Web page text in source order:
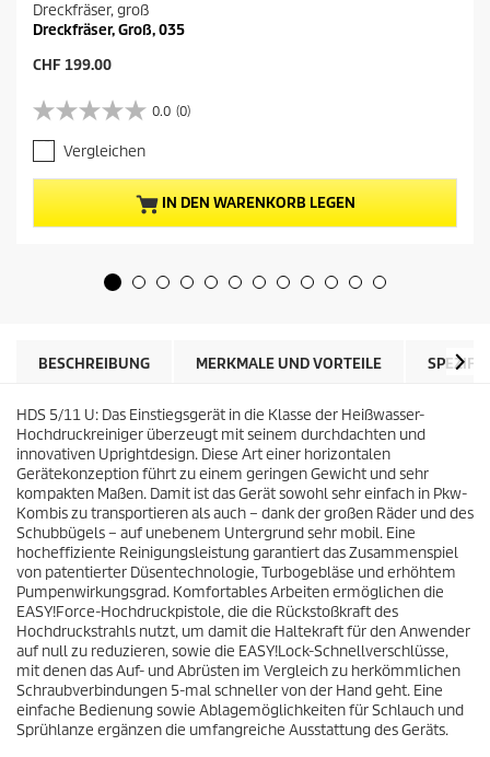
Dreckfräser, groß
Dreckfräser, Groß, 035
A
t
u
e
l
l
e
e
r
o
d
u
k
t
s
CHF 199.00
0.0 (0)
0
.
0
v
n
e
Vergleichen
IN DEN WARENKORB LEGEN
BESCHREIBUNG MERKMALE UND VORTEILE
HDS 5/11 U: Das Einstiegsgerät in die Klasse der Heißwasser-
Hochdruckreiniger überzeugt mit seinem durchdachten und
innovativen Uprightdesign. Diese Art einer horizontalen
Gerätekonzeption führt zu einem geringen Gewicht und sehr
kompakten Maßen. Damit ist das Gerät sowohl sehr einfach in Pkw-
Kombis zu transportieren als auch – dank der großen Räder und des
Schubbügels – auf unebenem Untergrund sehr mobil. Eine
hocheffiziente Reinigungsleistung garantiert das Zusammenspiel
von patentierter Düsentechnologie, Turbogebläse und erhöhtem
Pumpenwirkungsgrad. Komfortables Arbeiten ermöglichen die
EASY!Force-Hochdruckpistole, die die Rückstoßkraft des
Hochdruckstrahls nutzt, um damit die Haltekraft für den Anwender
auf null zu reduzieren, sowie die EASY!Lock-Schnellverschlüsse,
mit denen das Auf- und Abrüsten im Vergleich zu herkömmlichen
Schraubverbindungen 5-mal schneller von der Hand geht. Eine
einfache Bedienung sowie Ablagemöglichkeiten für Schlauch und
Sprühlanze ergänzen die umfangreiche Ausstattung des Geräts.